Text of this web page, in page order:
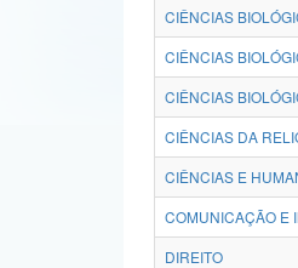
CIÊNCIAS
CIÊNCIAS
CIÊNCIAS
CIÊNCIAS DA
CIÊNCIAS E
COMUNICAÇÃO E
DIREITO